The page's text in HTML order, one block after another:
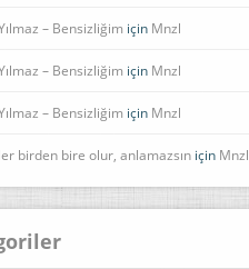
– Bensizliğim için Mnzl
– Bensizliğim için Mnzl
– Bensizliğim için Mnzl
birden bire olur, anlamazsın için Mnzl